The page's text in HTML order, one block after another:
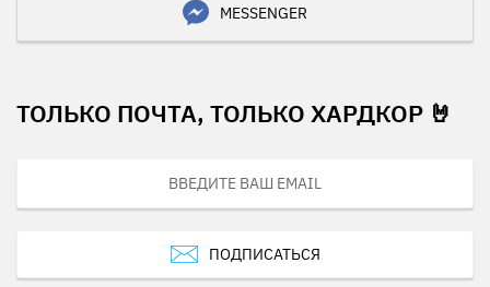
MESSENGER
ТОЛЬКО ПОЧТА, ТОЛЬКО ХАРДКОР 🤘
ПОДПИСАТЬСЯ